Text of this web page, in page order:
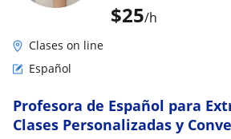
$25/h
Clases on line
Español
Profesora de Español para
Clases Personalizadas y